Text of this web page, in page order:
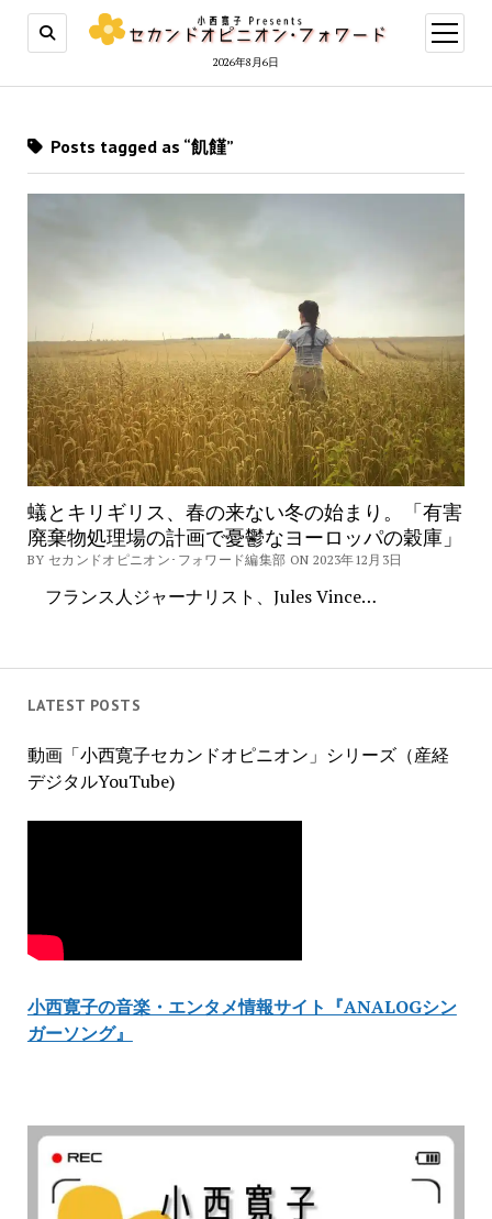
2026年8月6日
open
menu
LATEST POSTS
動画「小西寛子セカンドオピニオン」シリーズ（産経
デジタルYouTube)
小西寛子の音楽・エンタメ情報サイト『ANALOGシン
ガーソング』
Posts tagged as “飢饉”
蟻とキリギリス、春の来ない冬の始まり。「有害
廃棄物処理場の計画で憂鬱なヨーロッパの穀庫」
BY セカンドオピニオン･フォワード編集部 ON 2023年12月3日
フランス人ジャーナリスト、Jules Vince…